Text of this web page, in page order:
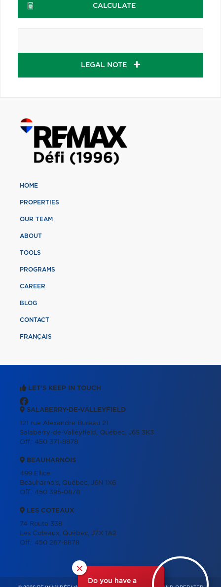
CALCULATE
LEGAL NOTE
×
Do you have a
HOME
PROPERTIES
OUR TEAM
ABOUT
TOOLS
PROGRAMS
CAREER
BLOG
CONTACT
FRANÇAIS
LET'S KEEP IN TOUCH
SALABERRY-DE-VALLEYFIELD
121 rue Alexandre Bureau 21
Salaberry-de-Valleyfield, Québec, J6S 3K3
Off.: 450 371-8878
BEAUHARNOIS
499 Ellice
Beauharnois, Québec, J6N 1X6
Off.: 450 395-0878
LES COTEAUX
74 Route 338
Les Coteaux, Québec, J7X 1A2
Off.: 450 267-8878